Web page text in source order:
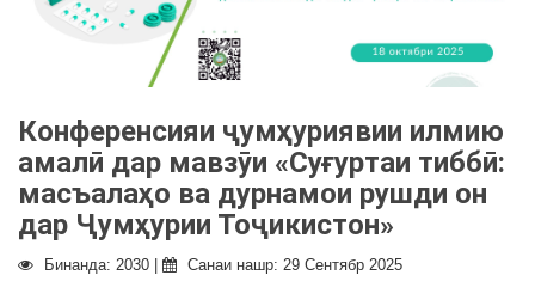
Конференсияи ҷумҳуриявии илмию
амалӣ дар мавзӯи «Суғуртаи тиббӣ:
масъалаҳо ва дурнамои рушди он
дар Ҷумҳурии Тоҷикистон»
Бинанда: 2030 | Санаи нашр: 29 Сентябр 2025